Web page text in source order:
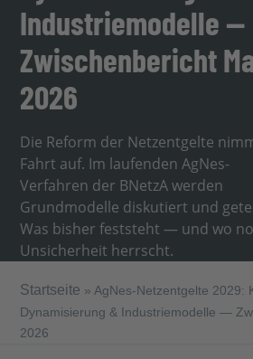
Industriemodelle —
Zwischenbericht
2026
Die Reform der Netzentgelte
Fahrt auf. Im laufenden AgNes-
Verfahren der BNetzA werden
Grundmodelle diskutiert und
Was bisher feststeht — und wo
Unsicherheit herrscht.
Startseite » AgNes-Netzentgelte 2029:
Dynamisierung & Industriemodelle —
2026